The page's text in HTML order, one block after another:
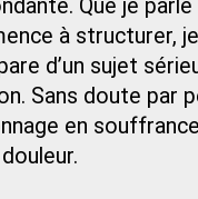
Que je
à structurer,
d’un sujet
Sans doute par
en